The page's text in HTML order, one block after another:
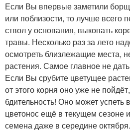
Если Вы впервые заметили
или поблизости, то лучше всего
ствол у основания, выкопать
травы. Несколько раз за лето
осмотреть близлежащие места,
растения. Самое главное не
Если Вы срубите цветущее
от этого корня оно уже не
бдительность! Оно может успеть
цветонос ещё в текущем сезоне
семена даже в середине октября.